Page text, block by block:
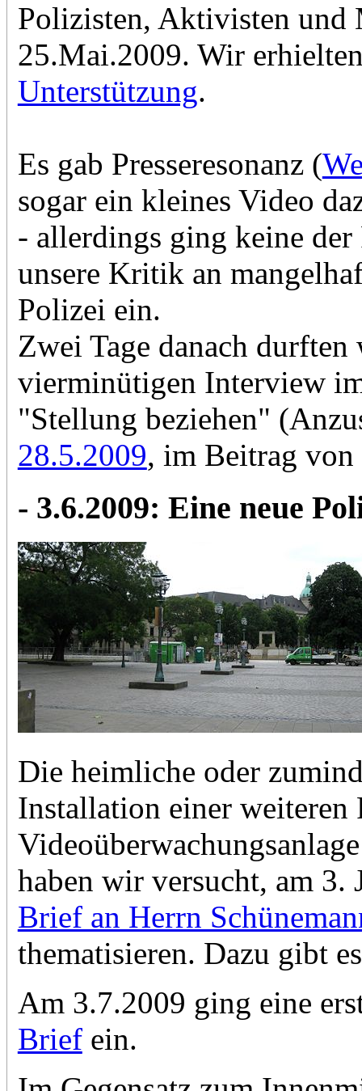
Polizisten, Aktivisten und
25.Mai.2009. Wir
Unterstützung.
Es gab Presseresonanz (
sogar ein kleines Video
- allerdings ging keine
unsere Kritik an
Polizei ein.
Zwei Tage danach
vierminütigen Interview
"Stellung beziehen"
28.5.2009, im Beitrag
- 3.6.2009: Eine neue
Die heimliche oder
Installation einer weiteren
haben wir versucht, am
Brief an Herrn
thematisieren. Dazu gibt
Am 3.7.2009 ging eine
Briefein.